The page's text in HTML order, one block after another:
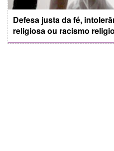
Defesa justa da fé,
religiosa ou racismo